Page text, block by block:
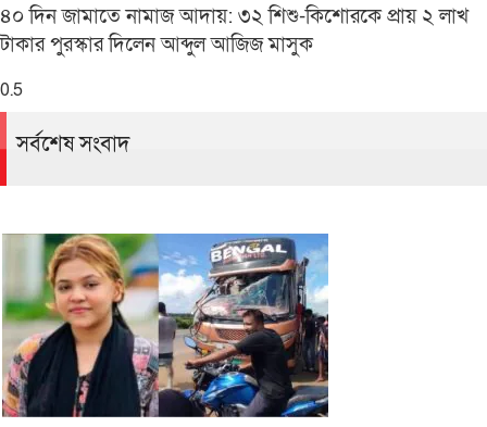
৪০ দিন জামাতে নামাজ আদায়: ৩২ শিশু-কিশোরকে প্রায় ২ লাখ
টাকার পুরস্কার দিলেন আব্দুল আজিজ মাসুক
সর্বশেষ সংবাদ